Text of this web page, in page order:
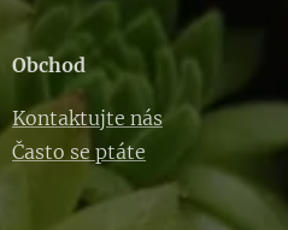
Obchod
Kontaktujte nás
Často se ptáte